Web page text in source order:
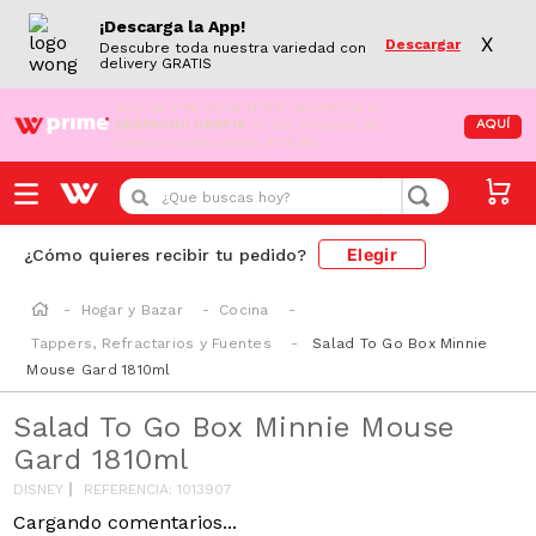
¡Descarga la App!
Descubre toda nuestra variedad con
delivery GRATIS
Descargar X
¡Aún no eres Wong Prime! Aprovecha el
DESPACHO GRATIS en tus compras de
supermercado desde S/79.90
AQUÍ
¿Que buscas hoy?
¿Cómo quieres recibir tu pedido? Elegir
Hogar y Bazar
Cocina
Tappers, Refractarios y Fuentes
Salad To Go Box Minnie
Mouse Gard 1810ml
Salad To Go Box Minnie Mouse
Gard 1810ml
DISNEY REFERENCIA:1013907
Cargando comentarios...